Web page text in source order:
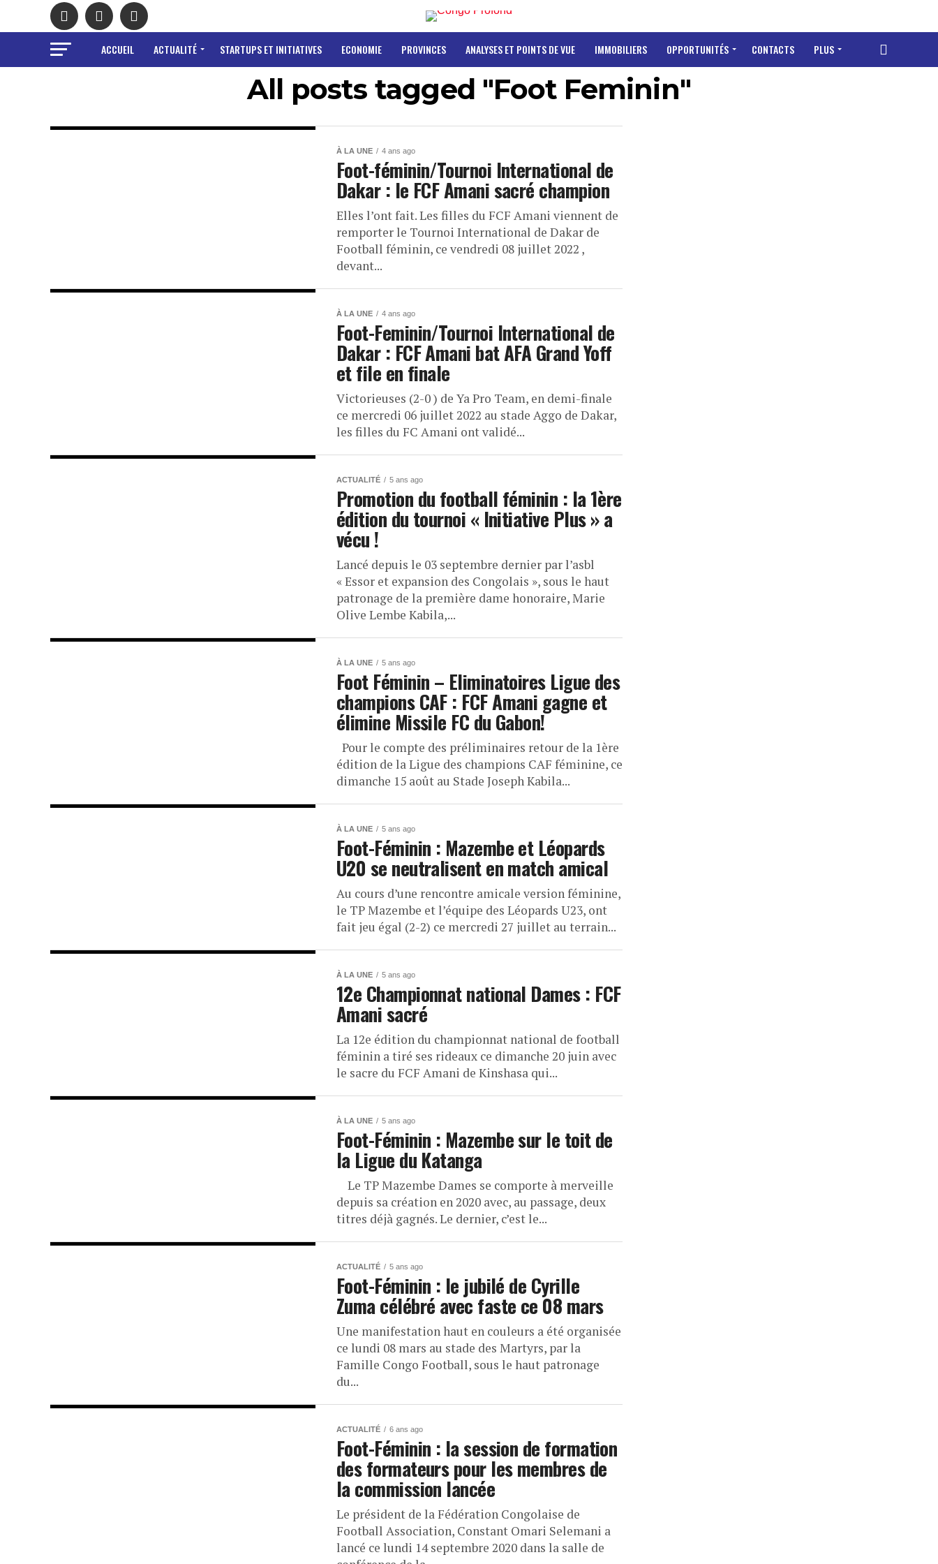
ACCUEIL ACTUALITÉ STARTUPS ET INITIATIVES ECONOMIE PROVINCES ANALYSES ET POINTS DE VUE IMMOBILIERS OPPORTUNITÉS CONTACTS PLUS
All posts tagged "Foot Feminin"
À LA UNE 4 ans ago
Foot-féminin/Tournoi International de
Dakar : le FCF Amani sacré champion
Elles l’ont fait. Les filles du FCF Amani viennent de
remporter le Tournoi International de Dakar de
Football féminin, ce vendredi 08 juillet 2022 ,
devant...
À LA UNE 4 ans ago
Foot-Feminin/Tournoi International de
Dakar : FCF Amani bat AFA Grand Yoff
et file en finale
Victorieuses (2-0 ) de Ya Pro Team, en demi-finale
ce mercredi 06 juillet 2022 au stade Aggo de Dakar,
les filles du FC Amani ont validé...
ACTUALITÉ 5 ans ago
Promotion du football féminin : la 1ère
édition du tournoi « Initiative Plus » a
vécu !
Lancé depuis le 03 septembre dernier par l’asbl
« Essor et expansion des Congolais », sous le haut
patronage de la première dame honoraire, Marie
Olive Lembe Kabila,...
À LA UNE 5 ans ago
Foot Féminin – Eliminatoires Ligue des
champions CAF : FCF Amani gagne et
élimine Missile FC du Gabon!
Pour le compte des préliminaires retour de la 1ère
édition de la Ligue des champions CAF féminine, ce
dimanche 15 août au Stade Joseph Kabila...
À LA UNE 5 ans ago
Foot-Féminin : Mazembe et Léopards
U20 se neutralisent en match amical
Au cours d’une rencontre amicale version féminine,
le TP Mazembe et l’équipe des Léopards U23, ont
fait jeu égal (2-2) ce mercredi 27 juillet au terrain...
À LA UNE 5 ans ago
12e Championnat national Dames : FCF
Amani sacré
La 12e édition du championnat national de football
féminin a tiré ses rideaux ce dimanche 20 juin avec
le sacre du FCF Amani de Kinshasa qui...
À LA UNE 5 ans ago
Foot-Féminin : Mazembe sur le toit de
la Ligue du Katanga
Le TP Mazembe Dames se comporte à merveille
depuis sa création en 2020 avec, au passage, deux
titres déjà gagnés. Le dernier, c’est le...
ACTUALITÉ 5 ans ago
Foot-Féminin : le jubilé de Cyrille
Zuma célébré avec faste ce 08 mars
Une manifestation haut en couleurs a été organisée
ce lundi 08 mars au stade des Martyrs, par la
Famille Congo Football, sous le haut patronage
du...
ACTUALITÉ 6 ans ago
Foot-Féminin : la session de formation
des formateurs pour les membres de
la commission lancée
Le président de la Fédération Congolaise de
Football Association, Constant Omari Selemani a
lancé ce lundi 14 septembre 2020 dans la salle de